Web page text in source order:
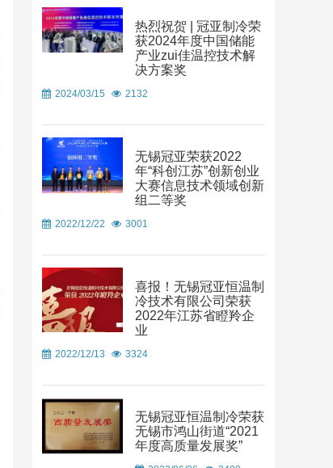
热烈祝贺 | 冠亚制冷荣
获2024年度中国储能
产业zui佳温控技术解
决方案奖
2024/03/15 2132
无锡冠亚荣获2022
年“科创江苏”创新创业
大赛信息技术领域创新
组二等奖
2022/12/22 3001
喜报！无锡冠亚恒温制
冷技术有限公司荣获
2022年江苏省瞪羚企
业
2022/12/13 3324
无锡冠亚恒温制冷荣获
无锡市鸿山街道“2021
年度高质量发展奖”